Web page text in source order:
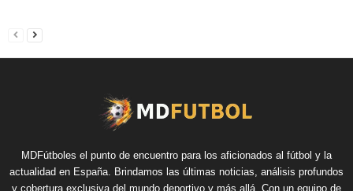
MDFútboles el punto de encuentro para los aficionados al fútbol y la
actualidad en España. Brindamos las últimas noticias, análisis profundos
y cobertura exclusiva del mundo deportivo y más allá. Con un equipo de